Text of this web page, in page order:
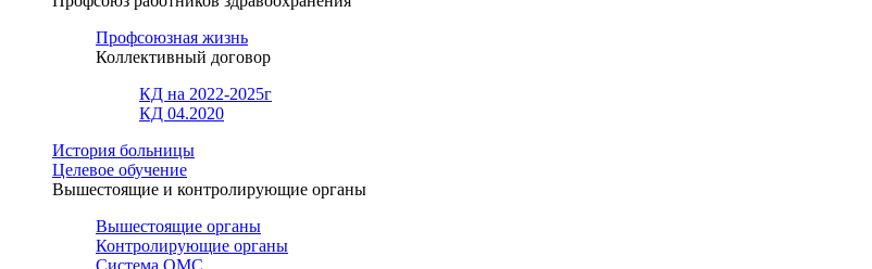
Профсоюзная жизнь
Коллективный договор
КД на 2022-2025г
КД 04.2020
История больницы
Целевое обучение
Вышестоящие и контролирующие органы
Вышестоящие органы
Контролирующие органы